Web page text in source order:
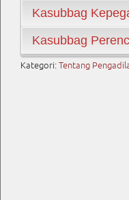
Kasubbag
Kasubbag
Kategori: Tentang